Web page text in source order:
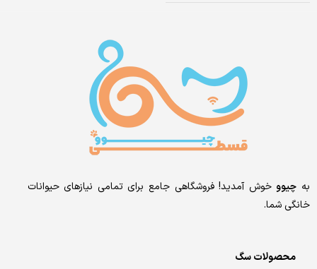
به چیوو خوش آمدید! فروشگاهی جامع برای تمامی نیازهای حیوانات
خانگی شما.
محصولات سگ